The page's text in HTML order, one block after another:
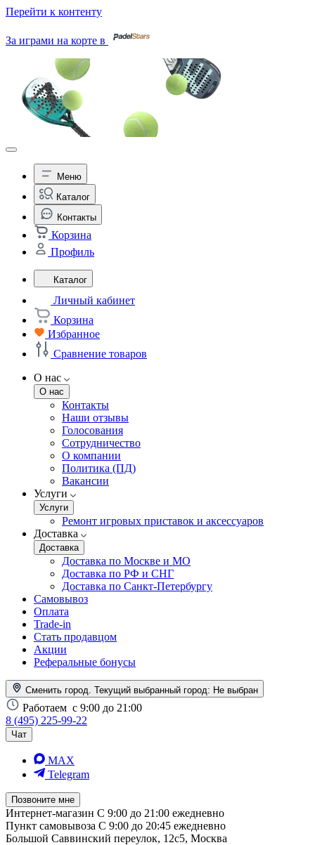
Перейти к контенту
За играми на корте в
Меню
Каталог
Контакты
Корзина
Профиль
Каталог
Личный кабинет
Корзина
Избранное
Сравнение товаров
О нас
О нас
Контакты
Наши отзывы
Голосования
Сотрудничество
О компании
Политика (ПД)
Вакансии
Услуги
Услуги
Ремонт игровых приставок и аксессуаров
Доставка
Доставка
Доставка по Москве и МО
Доставка по РФ и СНГ
Доставка по Санкт-Петербургу
Самовывоз
Оплата
Trade-in
Стать продавцом
Акции
Реферальные бонусы
Сменить город. Текущий выбранный город: Не выбран
Работаем с 9:00 до 21:00
8 (495) 225-99-22
Чат
MAX
Telegram
Позвоните мне
Интернет-магазин С 9:00 до 21:00 ежедневно
Пункт самовывоза С 9:00 до 20:45 ежедневно
Большой Саввинский переулок, 12с5, Москва